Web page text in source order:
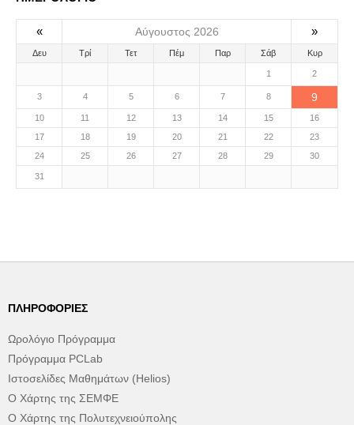
« Αύγουστος 2026 »
Δευ Τρί Τετ Πέμ Παρ Σάβ Κυρ
1 2
3 4 5 6 7 8 9
10 11 12 13 14 15
16
17
18 19 20 21 22
23
24
25 26 27 28 29 30
31
ΠΛΗΡΟΦΟΡΊΕΣ
Ωρολόγιο Πρόγραμμα
Πρόγραμμα PCLab
Ιστοσελίδες Μαθημάτων (Helios)
Ο Χάρτης της ΣΕΜΦΕ
Ο Χάρτης της Πολυτεχνειούπολης